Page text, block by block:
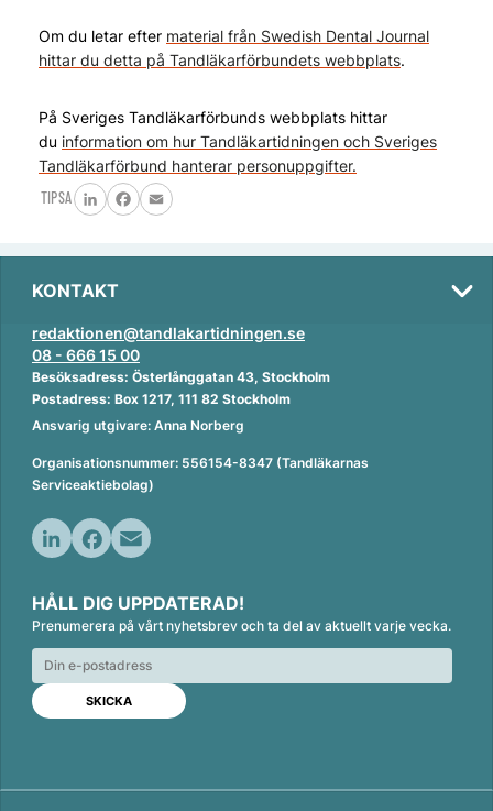
Om du letar efter material från Swedish Dental Journal
hittar du detta på Tandläkarförbundets webbplats.
På Sveriges Tandläkarförbunds webbplats hittar
du information om hur Tandläkartidningen och Sveriges
Tandläkarförbund hanterar personuppgifter.
TIPSA
LinkedInFacebook
Email
KONTAKT
redaktionen@tandlakartidningen.se
08 - 666 15 00
Besöksadress: Österlånggatan 43, Stockholm
Postadress: Box 1217, 111 82 Stockholm
Ansvarig utgivare: Anna Norberg
Organisationsnummer: 556154-8347 (Tandläkarnas
Serviceaktiebolag)
n
k
e
d
n
c
e
b
o
o
k
a
i
l
HÅLL DIG UPPDATERAD!
Prenumerera på vårt nyhetsbrev och ta del av aktuellt varje vecka.